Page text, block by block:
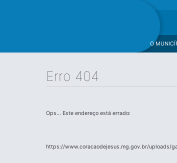
O
Erro 404
Ops... Este endereço está errado:
https://www.coracaodejesus.mg.gov.br/uploads/